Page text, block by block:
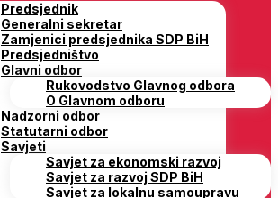
Predsjednik
Generalni sekretar
Zamjenici predsjednika SDP BiH
Predsjedništvo
Glavni odbor
Rukovodstvo Glavnog odbora
O Glavnom odboru
Nadzorni odbor
Statutarni odbor
Savjeti
Savjet za ekonomski razvoj
Savjet za razvoj SDP BiH
Savjet za lokalnu samoupravu